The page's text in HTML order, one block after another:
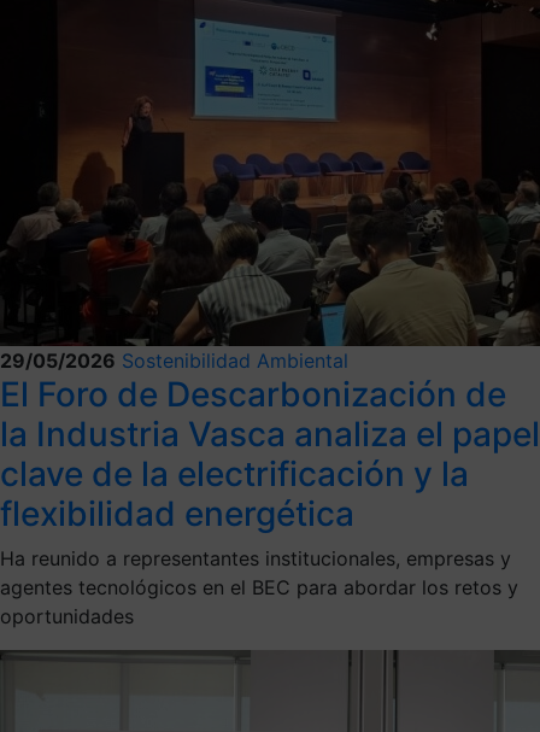
29/05/2026 Sostenibilidad Ambiental
El Foro de Descarbonización de
la Industria Vasca analiza el papel
clave de la electrificación y la
flexibilidad energética
Ha reunido a representantes institucionales, empresas y
agentes tecnológicos en el BEC para abordar los retos y
oportunidades